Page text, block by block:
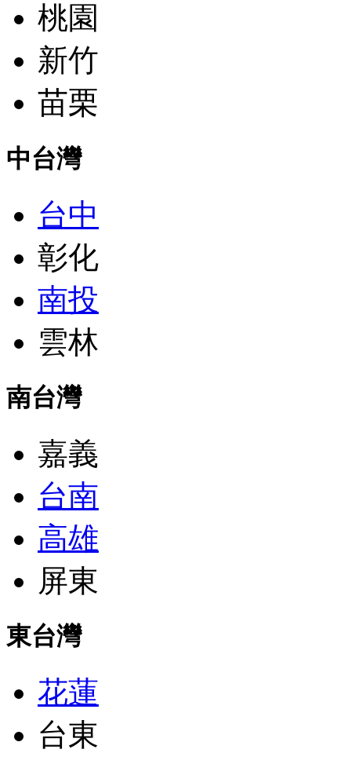
桃園
新竹
苗栗
中台灣
台中
彰化
南投
雲林
南台灣
嘉義
台南
高雄
屏東
東台灣
花蓮
台東